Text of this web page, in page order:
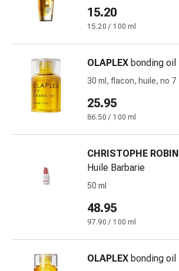
compression
Pansements
rubans
accessoires
Bandages
filets
tubulaires
Matériel
Brûlures
coups
15.20
15.20 / 100 ml
OLAPLEX bonding oil
30 ml, flacon, huile, no 7
25.95
86.50 / 100 ml
CHRISTOPHE ROBIN
Huile Barbarie
50 ml
48.95
97.90 / 100 ml
OLAPLEX bonding oil